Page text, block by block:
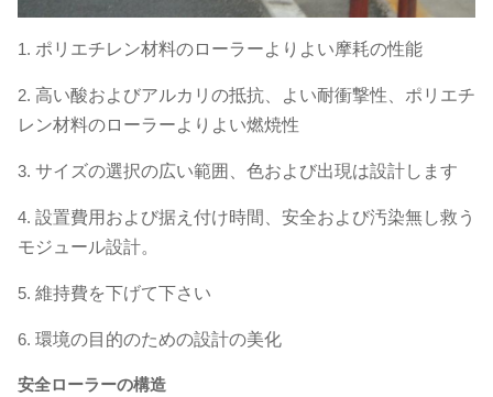
1. ポリエチレン材料のローラーよりよい摩耗の性能
2. 高い酸およびアルカリの抵抗、よい耐衝撃性、ポリエチ
レン材料のローラーよりよい燃焼性
3. サイズの選択の広い範囲、色および出現は設計します
4. 設置費用および据え付け時間、安全および汚染無し救う
モジュール設計。
5. 維持費を下げて下さい
6. 環境の目的のための設計の美化
安全ローラーの構造